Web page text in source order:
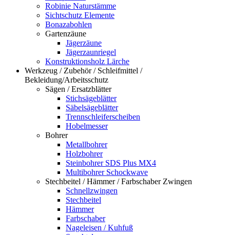
Robinie Naturstämme
Sichtschutz Elemente
Bonazabohlen
Gartenzäune
Jägerzäune
Jägerzaunriegel
Konstruktionsholz Lärche
Werkzeug / Zubehör / Schleifmittel /
Bekleidung/Arbeitsschutz
Sägen / Ersatzblätter
Stichsägeblätter
Säbelsägeblätter
Trennschleiferscheiben
Hobelmesser
Bohrer
Metallbohrer
Holzbohrer
Steinbohrer SDS Plus MX4
Multibohrer Schockwave
Stechbeitel / Hämmer / Farbschaber Zwingen
Schnellzwingen
Stechbeitel
Hämmer
Farbschaber
Nageleisen / Kuhfuß